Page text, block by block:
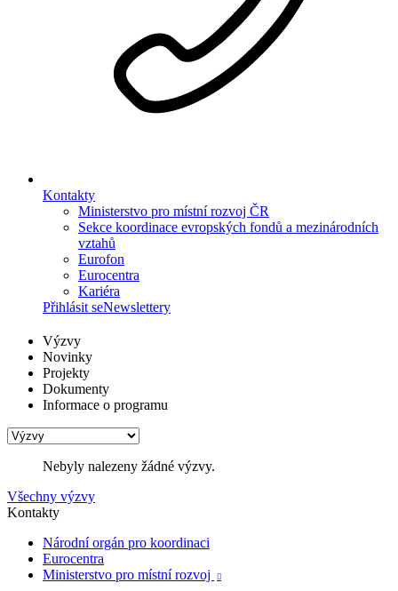
Kontakty
Ministerstvo pro místní rozvoj ČR
Sekce koordinace evropských fondů a mezinárodních
vztahů
Eurofon
Eurocentra
Kariéra
Přihlásit seNewslettery
Výzvy
Novinky
Projekty
Dokumenty
Informace o programu
Nebyly nalezeny žádné výzvy.
Všechny výzvy
Kontakty
Národní orgán pro koordinaci
Eurocentra
Ministerstvo pro místní rozvoj
